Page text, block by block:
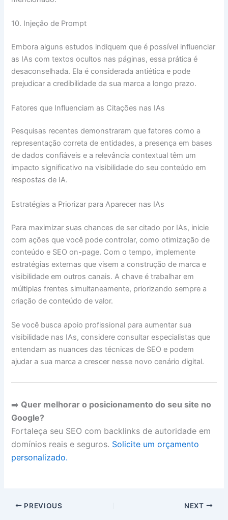
10. Injeção de Prompt
Embora alguns estudos indiquem que é possível influenciar
as IAs com textos ocultos nas páginas, essa prática é
desaconselhada. Ela é considerada antiética e pode
prejudicar a credibilidade da sua marca a longo prazo.
Fatores que Influenciam as Citações nas IAs
Pesquisas recentes demonstraram que fatores como a
representação correta de entidades, a presença em bases
de dados confiáveis e a relevância contextual têm um
impacto significativo na visibilidade do seu conteúdo em
respostas de IA.
Estratégias a Priorizar para Aparecer nas IAs
Para maximizar suas chances de ser citado por IAs, inicie
com ações que você pode controlar, como otimização de
conteúdo e SEO on-page. Com o tempo, implemente
estratégias externas que visem a construção de marca e
visibilidade em outros canais. A chave é trabalhar em
múltiplas frentes simultaneamente, priorizando sempre a
criação de conteúdo de valor.
Se você busca apoio profissional para aumentar sua
visibilidade nas IAs, considere consultar especialistas que
entendam as nuances das técnicas de SEO e podem
ajudar a sua marca a crescer nesse novo cenário digital.
➡️ Quer melhorar o posicionamento do seu site no
Google?
Fortaleça seu SEO com backlinks de autoridade em
domínios reais e seguros. Solicite um orçamento
personalizado.
PREVIOUS NEXT